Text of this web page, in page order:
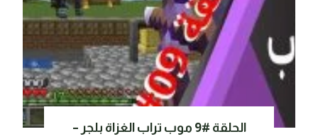
الحلقة #9 موب تراب الغزاة بلجر –